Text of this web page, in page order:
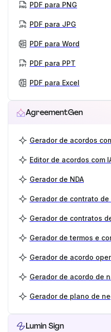
PDF para PNG
PDF para JPG
PDF para Word
PDF para PPT
PDF para Excel
AgreementGen
Gerador de acordos
Editor de acordos com
Gerador de NDA
Gerador de contrato
Gerador de contratos
Gerador de termos e
Gerador de acordo
Gerador de acordo de
Gerador de plano de
Lumin Sign